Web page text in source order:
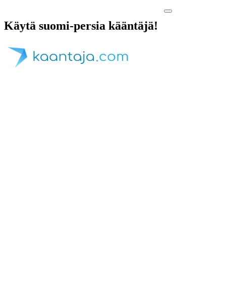
Käytä suomi-persia kääntäjä!